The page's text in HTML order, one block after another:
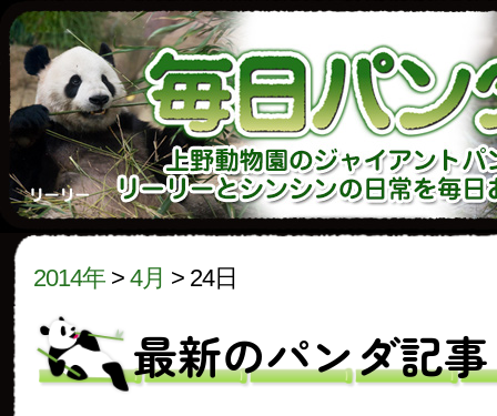
2014年 > 4月 > 24日
最新のパンダ記事